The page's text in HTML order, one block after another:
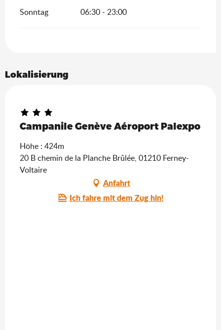
Sonntag 06:30 - 23:00
Lokalisierung
Campanile Genève Aéroport Palexpo
Höhe : 424m
20 B chemin de la Planche Brûlée, 01210 Ferney-
Voltaire
Anfahrt
Ich fahre mit dem Zug hin!